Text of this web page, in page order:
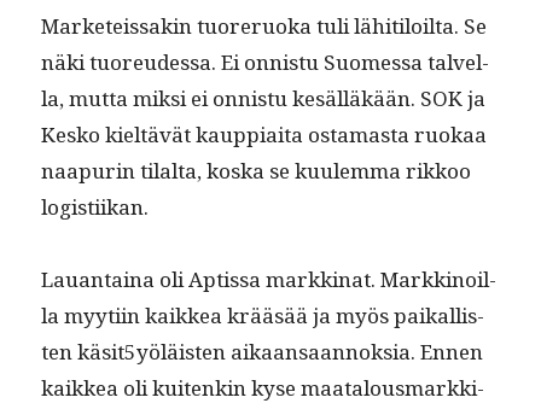
Mar­keteis­sakin tuore­ruo­ka tuli lähi­tiloil­ta. Se
näki tuoreudessa. Ei onnis­tu Suomes­sa talvel­
la, mut­ta mik­si ei onnis­tu kesäl­läkään. SOK ja
Kesko kieltävät kaup­pi­ai­ta osta­mas­ta ruokaa
naa­purin tilal­ta, kos­ka se kuulem­ma rikkoo
logistiikan.
Lauan­taina oli Aptis­sa markki­nat. Markki­noil­
la myyti­in kaikkea krääsää ja myös paikallis­
ten käsit5yöläisten aikaansaan­nok­sia. Ennen
kaikkea oli kuitenkin kyse maat­alous­markki­